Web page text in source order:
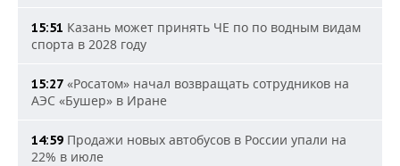
15:51 Казань может принять ЧЕ по по водным видам
спорта в 2028 году
15:27 «Росатом» начал возвращать сотрудников на
АЭС «Бушер» в Иране
14:59 Продажи новых автобусов в России упали на
22% в июле